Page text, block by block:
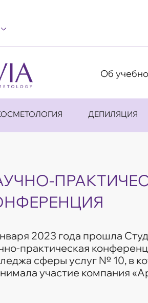
Об
ДЕПИЛЯЦИЯ
2023 года прошла
практическая
сферы услуг № 10, в
участие компания